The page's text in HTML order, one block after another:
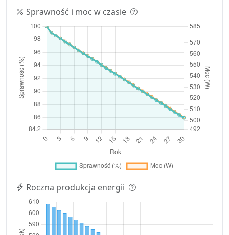
Sprawność i moc w czasie
Roczna produkcja energii